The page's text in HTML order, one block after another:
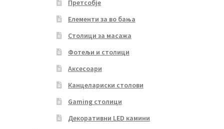
Претсобје
Елементи за во бања
Столици за масажа
Фотељи и столици
Аксесоари
Канцелариски столови
Gaming столици
Декоративни LED камини